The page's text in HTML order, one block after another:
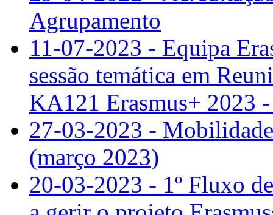
Agrupamento
11-07-2023 - Equipa
sessão temática em
KA121 Erasmus+ 2023
27-03-2023 -
(março 2023)
20-03-2023 - 1º Fluxo